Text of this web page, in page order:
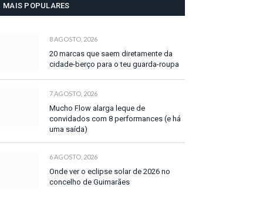
MAIS POPULARES
8 AGOSTO, 2026
20 marcas que saem diretamente da
cidade-berço para o teu guarda-roupa
7 AGOSTO, 2026
Mucho Flow alarga leque de
convidados com 8 performances (e há
uma saída)
6 AGOSTO, 2026
Onde ver o eclipse solar de 2026 no
concelho de Guimarães